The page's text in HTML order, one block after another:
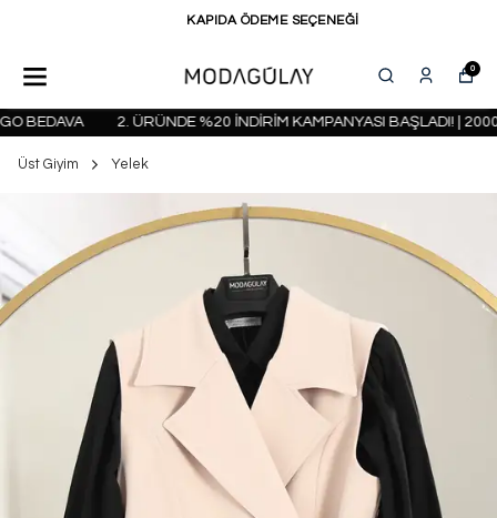
KAPIDA ÖDEME SEÇENEĞİ
0
BEDAVA 2. ÜRÜNDE %20 İNDİRİM KAMPANYASI BAŞLADI! | 2000
Üst Giyim Yelek